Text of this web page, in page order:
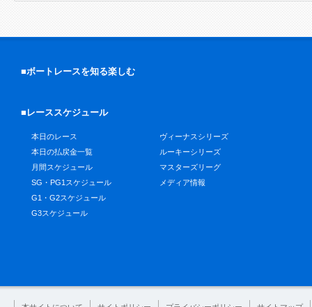
■ボートレースを知る楽しむ
■レーススケジュール
本日のレース
本日の払戻金一覧
月間スケジュール
SG・PG1スケジュール
G1・G2スケジュール
G3スケジュール
ヴィーナスシリーズ
ルーキーシリーズ
マスターズリーグ
メディア情報